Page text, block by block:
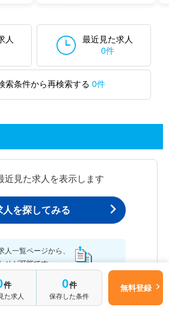
人
最近見た求人
0件
索条件から再検索する 0件
近見た求人を表示します
人を探してみる
人一覧ページから、
せが可能です。
件
た求人
0件
保存した条件
無料登録